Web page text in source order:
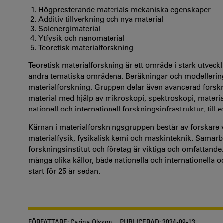
Högpresterande materials mekaniska egenskaper
Additiv tillverkning och nya material
Solenergimaterial
Ytfysik och nanomaterial
Teoretisk materialforskning
Teoretisk materialforskning är ett område i stark
andra tematiska områdena. Beräkningar och
materialforskning. Gruppen delar även avancerad
material med hjälp av mikroskopi, spektroskopi,
nationell och internationell forskningsinfrastruktur, till
Kärnan i materialforskningsgruppen består av
materialfysik, fysikalisk kemi och maskinteknik.
forskningsinstitut och företag är viktiga och
många olika källor, både nationella och internationella
start för 25 år sedan.